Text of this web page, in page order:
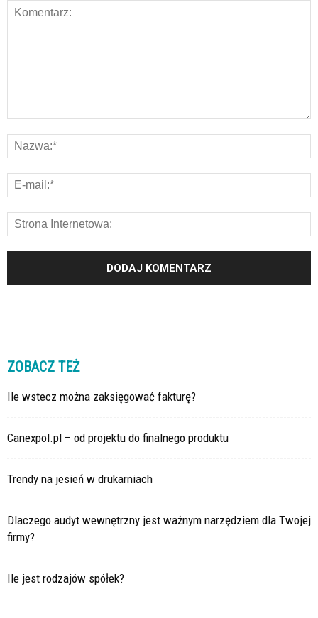
ZOBACZ TEŻ
Ile wstecz można zaksięgować fakturę?
Canexpol.pl – od projektu do finalnego produktu
Trendy na jesień w drukarniach
Dlaczego audyt wewnętrzny jest ważnym narzędziem dla Twojej
firmy?
Ile jest rodzajów spółek?